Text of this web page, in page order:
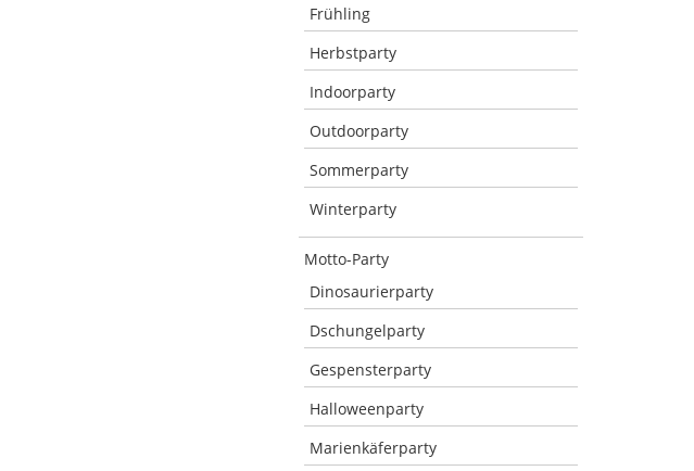
Frühling
Herbstparty
Indoorparty
Outdoorparty
Sommerparty
Winterparty
Motto-Party
Dinosaurierparty
Dschungelparty
Gespensterparty
Halloweenparty
Marienkäferparty